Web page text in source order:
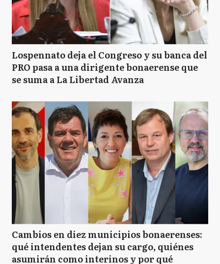
Lospennato deja el Congreso y su banca del
PRO pasa a una dirigente bonaerense que
se suma a La Libertad Avanza
Cambios en diez municipios bonaerenses:
qué intendentes dejan su cargo, quiénes
asumirán como interinos y por qué